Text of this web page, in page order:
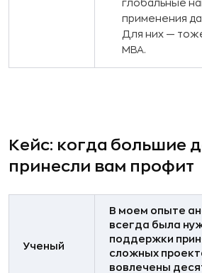
глобальные
применения
Для них —
MBA.
Кейс: когда большие
принесли вам профит
Ученый
В моем опыте
всегда была
поддержки
сложных
вовлечены